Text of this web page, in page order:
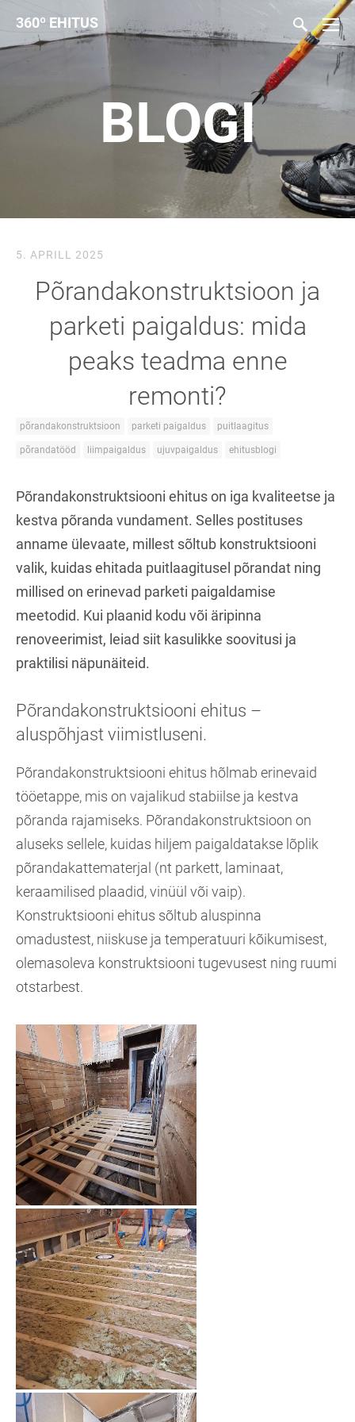
360º EHITUS
BLOGI
5. APRILL 2025
Põrandakonstruktsioon ja
parketi paigaldus: mida
peaks teadma enne
remonti?
põrandakonstruktsioon parketi paigaldus puitlaagitus
põrandatööd liimpaigaldus ujuvpaigaldus ehitusblogi
Põrandakonstruktsiooni ehitus on iga kvaliteetse ja
kestva põranda vundament. Selles postituses
anname ülevaate, millest sõltub konstruktsiooni
valik, kuidas ehitada puitlaagitusel põrandat ning
millised on erinevad parketi paigaldamise
meetodid. Kui plaanid kodu või äripinna
renoveerimist, leiad siit kasulikke soovitusi ja
praktilisi näpunäiteid.
Põrandakonstruktsiooni ehitus –
aluspõhjast viimistluseni.
Põrandakonstruktsiooni ehitus hõlmab erinevaid
tööetappe, mis on vajalikud stabiilse ja kestva
põranda rajamiseks. Põrandakonstruktsioon on
aluseks sellele, kuidas hiljem paigaldatakse lõplik
põrandakattematerjal (nt parkett, laminaat,
keraamilised plaadid, vinüül või vaip).
Konstruktsiooni ehitus sõltub aluspinna
omadustest, niiskuse ja temperatuuri kõikumisest,
olemasoleva konstruktsiooni tugevusest ning ruumi
otstarbest.